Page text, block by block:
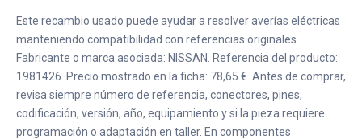
Este recambio usado puede ayudar a resolver averías eléctricas
manteniendo compatibilidad con referencias originales.
Fabricante o marca asociada: NISSAN. Referencia del producto:
1981426. Precio mostrado en la ficha: 78,65 €. Antes de comprar,
revisa siempre número de referencia, conectores, pines,
codificación, versión, año, equipamiento y si la pieza requiere
programación o adaptación en taller. En componentes